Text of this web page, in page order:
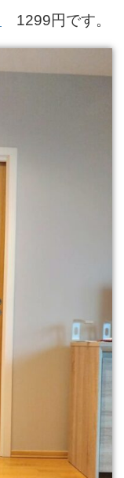
1299円です。